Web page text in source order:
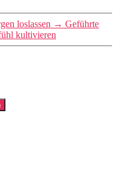
loslassen → Geführte
kultivieren